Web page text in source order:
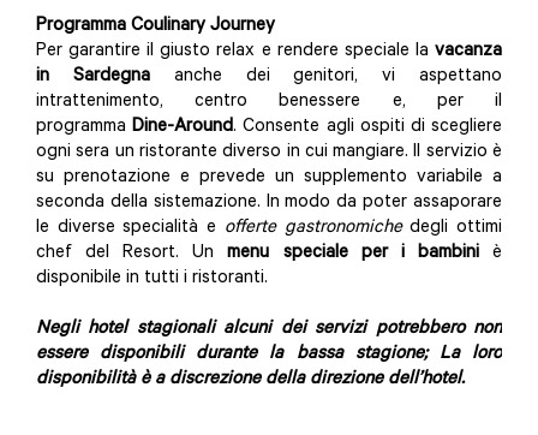
Programma Coulinary Journey
Per garantire il giusto relax e rendere speciale la vacanza
in Sardegnaanche dei genitori, vi aspettano
intrattenimento, centro benessere e, per il
programmaDine-Around. Consente agli ospiti di scegliere
ogni sera un ristorante diverso in cui mangiare. Il servizio è
su prenotazione e prevede un supplemento variabile a
seconda della sistemazione. In modo da poter assaporare
le diverse specialità e offerte gastronomichedegli ottimi
chef del Resort. Unmenu speciale per i bambiniè
disponibile in tutti i ristoranti.
Negli hotel stagionali alcuni dei servizi potrebbero non
essere disponibili durante la bassa stagione; La loro
disponibilità è a discrezione della direzione dell’hotel.